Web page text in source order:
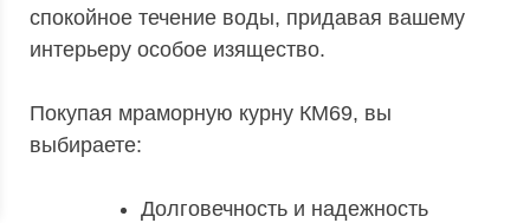
спокойное течение воды, придавая вашему
интерьеру особое изящество.
Покупая мраморную курну КМ69, вы
выбираете:
Долговечность и надежность